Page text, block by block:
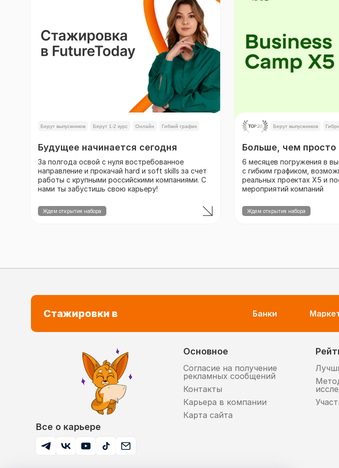
Берут выпускников Берут 1-2 курс Онлайн Гибкий график
Будущее начинается сегодня
За полгода освой с нуля востребованное
направление и прокачай hard и soft skills за счет
работы с крупными российскими компаниями. С
нами ты забустишь свою карьеру!
Ждем открытия набора
Берут выпускников
Больше, чем просто
6 месяцев погружения в
с гибким графиком,
реальных проектах X5 и
мероприятий компаний
Ждем открытия набора
Стажировки в Банки
Все о карьере
Основное
Согласие на получение
рекламных сообщений
Контакты
Карьера в компании
Карта сайта